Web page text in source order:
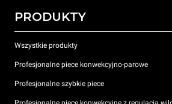
PRODUKTY
Wszystkie produkty
Profesjonalne piece konwekcyjno-parowe
Profesjonalne szybkie piece